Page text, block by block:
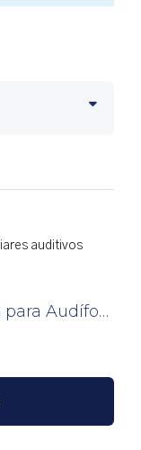
Pastillas Deshumidificadoras para Audífonos